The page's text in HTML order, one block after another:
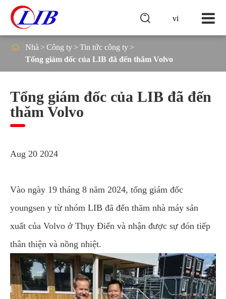
vi

 Nhà Công ty
Tin tức công ty
Tổng giám đốc của LIB đã đến thăm Volvo
Tổng giám đốc của LIB đã đến
thăm Volvo
Aug 20 2024
Vào ngày 19 tháng 8 năm 2024, tổng giám đốc
youngsen y từ nhóm LIB đã đến thăm nhà máy sản
xuất của Volvo ở Thụy Điển và nhận được sự đón tiếp
thân thiện và nồng nhiệt.